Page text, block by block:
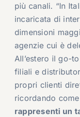
più canali. “In
incaricata di
dimensioni
agenzie cui è
All’estero il go-
filiali e
propri clienti
ricordando come
rappresenti un